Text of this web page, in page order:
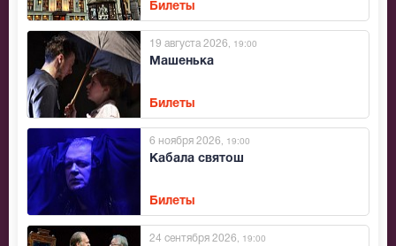
Билеты
Машенька
19 августа 2026 , 19:00
Билеты
Кабала святош
6 ноября 2026 , 19:00
Билеты
24 сентября 2026 , 19:00